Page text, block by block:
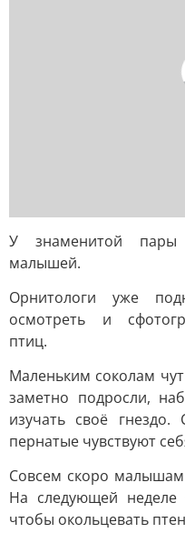
У знаменитой пары
малышей.
Орнитологи уже
осмотреть и
птиц.
Маленьким соколам
заметно подросли,
изучать своё
пернатые чувствуют
Совсем скоро малышам
На следующей неделе
чтобы окольцевать